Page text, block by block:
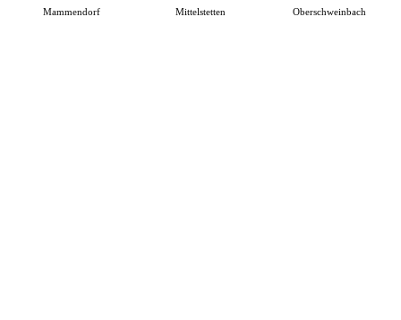
Mammendorf Mittelstetten Oberschweinbach